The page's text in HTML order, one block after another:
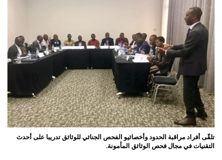
تلقّى أفراد مراقبة الحدود وأخصائيو الفحص الجنائي للوثائق تدريبا على أحدث
التقنيات في مجال فحص الوثائق المأمونة.